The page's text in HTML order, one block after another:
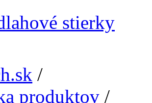
stierky
/
produktov /